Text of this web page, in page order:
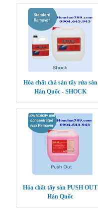
Hóa chất chà sàn tẩy rửa sàn
Hàn Quốc - SHOCK
Hóa chất tẩy sàn PUSH OUT
Hàn Quốc